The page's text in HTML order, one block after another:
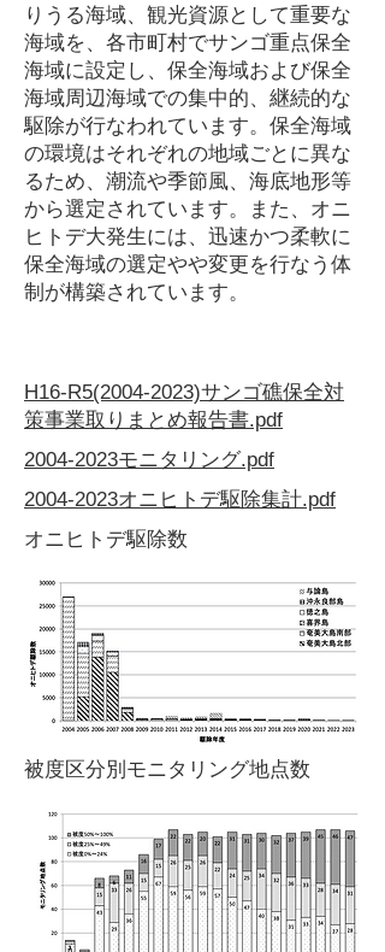
りうる海域、観光資源として重要な
海域を、各市町村でサンゴ重点保全
海域に設定し、保全海域および保全
海域周辺海域での集中的、継続的な
駆除が行なわれています。保全海域
の環境はそれぞれの地域ごとに異な
るため、潮流や季節風、海底地形等
から選定されています。また、オニ
ヒトデ大発生には、迅速かつ柔軟に
保全海域の選定やや変更を行なう体
制が構築されています。
H16-R5(2004-2023)サンゴ礁保全対
策事業取りまとめ報告書.pdf
2004-2023モニタリング.pdf
2004-2023オニヒトデ駆除集計.pdf
オニヒトデ駆除数
被度区分別モニタリング地点数